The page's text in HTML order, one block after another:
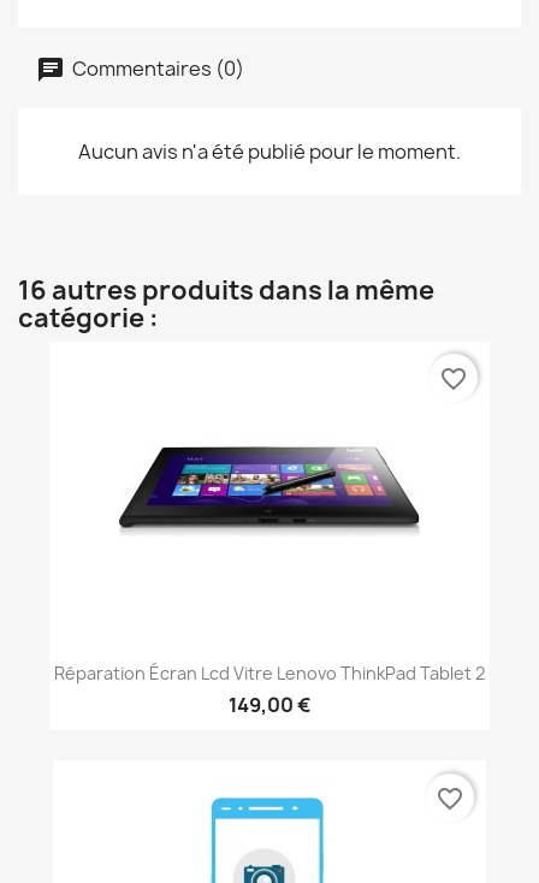
Commentaires (0)
Aucun avis n'a été publié pour le moment.
16 autres produits dans la même
catégorie :
Réparation Écran Lcd Vitre Lenovo ThinkPad Tablet 2
149,00 €
favorite_border
favorite_border